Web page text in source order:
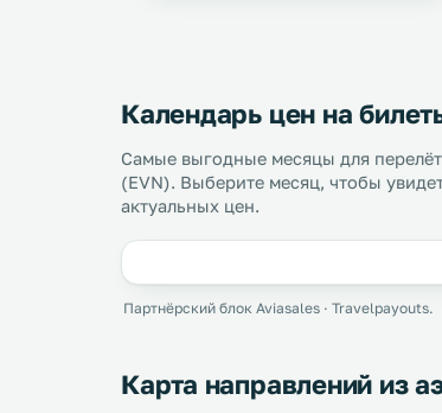
Календарь цен на
Самые выгодные месяцы для
(EVN). Выберите месяц, чтобы
актуальных цен.
Партнёрский блок Aviasales · Travelpayouts.
Карта направлений из